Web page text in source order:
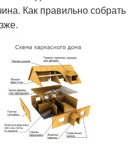
Как правильно собрать